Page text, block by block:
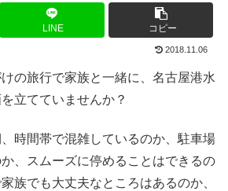
LINE コピー
2018.11.06
の旅行で家族と一緒に、名古屋港水
立てていませんか？
時間帯で混雑しているのか、駐車場
、スムーズに停めることはできるの
族でも大丈夫なところはあるのか、